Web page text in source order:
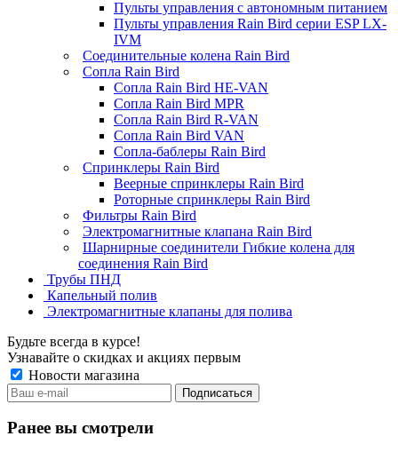
Пульты управления с автономным питанием
Пульты управления Rain Bird серии ESP LX-
IVM
Соединительные колена Rain Bird
Сопла Rain Bird
Сопла Rain Bird HE-VAN
Сопла Rain Bird MPR
Сопла Rain Bird R-VAN
Сопла Rain Bird VAN
Сопла-баблеры Rain Bird
Спринклеры Rain Bird
Веерные спринклеры Rain Bird
Роторные спринклеры Rain Bird
Фильтры Rain Bird
Электромагнитные клапана Rain Bird
Шарнирные соединители Гибкие колена для
соединения Rain Bird
Трубы ПНД
Капельный полив
Электромагнитные клапаны для полива
Будьте всегда в курсе!
Узнавайте о скидках и акциях первым
Новости магазина
Ранее вы смотрели